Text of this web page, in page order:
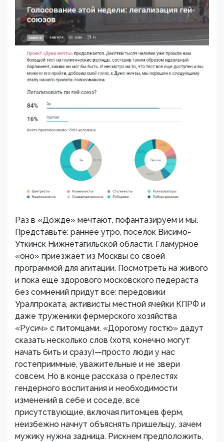
Раз в «Дожде» мечтают, пофантазируем и мы.
Представьте: раннее утро, поселок Висимо-
Уткинск Нижнетагильской области. Гламурное
«оно» приезжает из Москвы со своей
программой для агитации. Посмотреть на живого
и пока еще здорового московского педераста
без сомнений придут все: передовики
Уралпроката, активисты местной ячейки КПРФ и
даже труженики фермерского хозяйства
«Русич» с питомцами. «Дорогому гостю» дадут
сказать несколько слов (хотя, конечно могут
начать бить и сразу)—просто люди у нас
гостеприимные, уважительные и не звери
совсем. Но в конце рассказа о прелестях
гендерного воспитания и необходимости
изменений в себе и соседе, все
присутствующие, включая питомцев ферм,
неизбежно начнут объяснять пришельцу, зачем
мужику нужна задница. Рискнем предположить,